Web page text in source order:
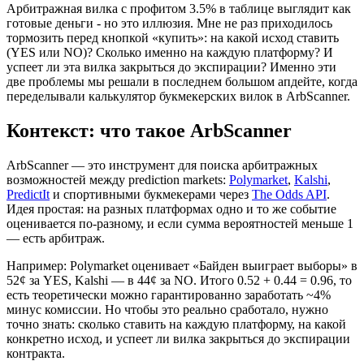
Арбитражная вилка с профитом 3.5% в таблице выглядит как
готовые деньги - но это иллюзия. Мне не раз приходилось
тормозить перед кнопкой «купить»: на какой исход ставить
(YES или NO)? Сколько именно на каждую платформу? И
успеет ли эта вилка закрыться до экспирации? Именно эти
две проблемы мы решали в последнем большом апдейте, когда
переделывали калькулятор букмекерских вилок в ArbScanner.
Контекст: что такое ArbScanner
ArbScanner — это инструмент для поиска арбитражных
возможностей между prediction markets: Polymarket, Kalshi,
PredictIt и спортивными букмекерами через The Odds API.
Идея простая: на разных платформах одно и то же событие
оценивается по-разному, и если сумма вероятностей меньше 1
— есть арбитраж.
Например: Polymarket оценивает «Байден выиграет выборы» в
52¢ за YES, Kalshi — в 44¢ за NO. Итого 0.52 + 0.44 = 0.96, то
есть теоретически можно гарантированно заработать ~4%
минус комиссии. Но чтобы это реально сработало, нужно
точно знать: сколько ставить на каждую платформу, на какой
конкретно исход, и успеет ли вилка закрыться до экспирации
контракта.